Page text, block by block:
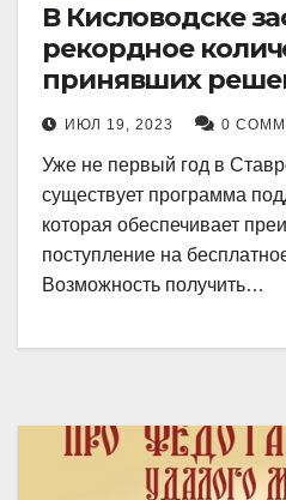
В Кисловодске
рекордное
принявших
воспользоваться
установленными
целью
медицинский
ИЮЛ 19, 2023 0
Уже не первый год в
существует программа
которая обеспечивает
поступление на
Возможность получить…